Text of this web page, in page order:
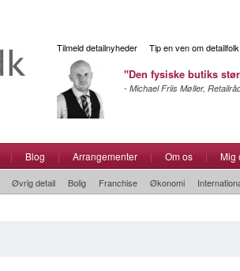
Tilmeld detailnyheder Tip en ven om detailfolk
"Den fysiske butiks
- Michael Friis Møller,
| Blog | Arrangementer | Om os | Mig
Øvrig detail Bolig Franchise Økonomi